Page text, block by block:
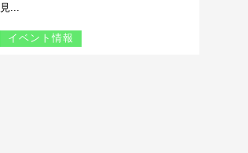
見...
イベント情報